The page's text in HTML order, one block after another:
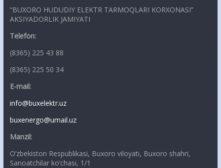
“BUXORO HUDUDIY ELEKTR TARMOQLARI KORXONASI”
AKSIYADORLIK JAMIYATI
Telefon:
(8365) 225 43 88
(8365) 225 50 34
E-mail:
info@buxelektr.uz
buxenergo@umail.uz
Manzil:
O’zbekiston Respublikasi, Buxoro viloyati, Buxoro shahri,
Sanoatchilar ko’chasi, 1/1